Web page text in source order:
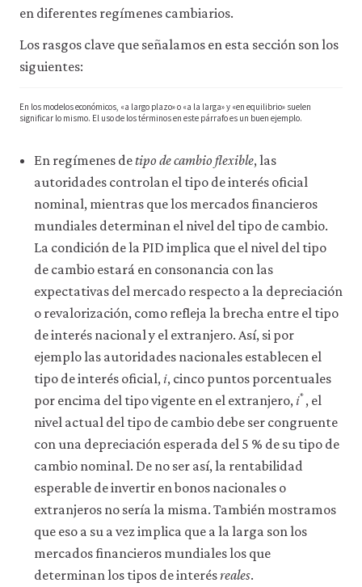
de
navegador,
pero
que
eso
prestaciones
web
(como,
para
acceder
recursos
para
sesión
También
nos
utilizar
cookies
analíticas
en diferentes regímenes cambiarios.
Los rasgos clave que señalamos en esta sección son los
siguientes:
En los modelos económicos, «a largo plazo» o «a la larga» y «en equilibrio» suelen
significar lo mismo. El uso de los términos en este párrafo es un buen ejemplo.
En regímenes detipo de cambio flexible, las
autoridades controlan el tipo de interés oficial
nominal, mientras que los mercados financieros
mundiales determinan el nivel del tipo de cambio.
La condición de la PID implica que el nivel del tipo
de cambio estará en consonancia con las
expectativas del mercado respecto a la depreciación
o revalorización, como refleja la brecha entre el tipo
de interés nacional y el extranjero. Así, si por
ejemplo las autoridades nacionales establecen el
tipo de interés oficial, 𝑖i, cinco puntos porcentuales
por encima del tipo vigente en el extranjero, 𝑖*
i*, el
nivel actual del tipo de cambio debe ser congruente
con una depreciación esperada del 5 % de su tipo de
cambio nominal. De no ser así, la rentabilidad
esperable de invertir en bonos nacionales o
extranjeros no sería la misma. También mostramos
que eso a su a vez implica que a la larga son los
mercados financieros mundiales los que
determinan los tipos de interésreales.